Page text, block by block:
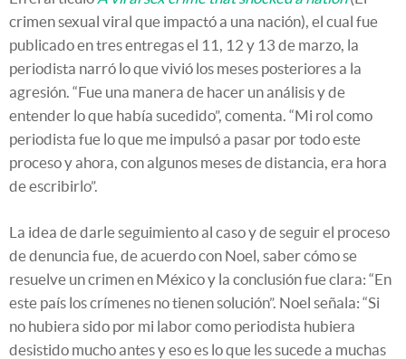
crimen sexual viral que impactó a una nación), el cual fue
publicado en tres entregas el 11, 12 y 13 de marzo, la
periodista narró lo que vivió los meses posteriores a la
agresión. “Fue una manera de hacer un análisis y de
entender lo que había sucedido”, comenta. “Mi rol como
periodista fue lo que me impulsó a pasar por todo este
proceso y ahora, con algunos meses de distancia, era hora
de escribirlo”.
La idea de darle seguimiento al caso y de seguir el proceso
de denuncia fue, de acuerdo con Noel, saber cómo se
resuelve un crimen en México y la conclusión fue clara: “En
este país los crímenes no tienen solución”. Noel señala: “Si
no hubiera sido por mi labor como periodista hubiera
desistido mucho antes y eso es lo que les sucede a muchas